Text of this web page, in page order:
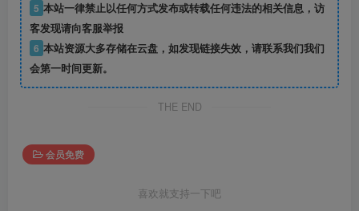
5 本站一律禁止以任何方式发布或转载任何违法的相关信息，访
客发现请向客服举报
6 本站资源大多存储在云盘，如发现链接失效，请联系我们我们
会第一时间更新。
THE END
会员免费
喜欢就支持一下吧